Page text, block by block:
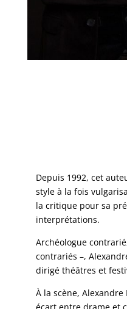
Depuis 1992, cet
style à la fois
la critique pour sa
interprétations.
Archéologue
contrariés –,
dirigé théâtres et
À la scène,
écart entre drame et